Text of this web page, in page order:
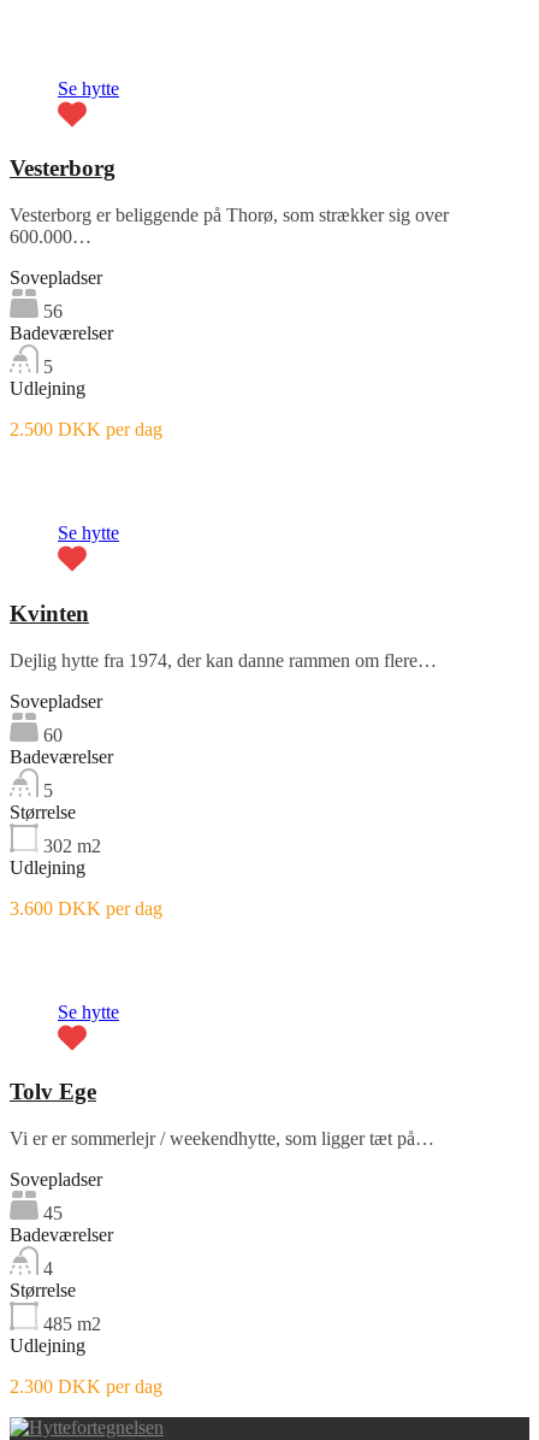
Se hytte
Vesterborg
Vesterborg er beliggende på Thorø, som strækker sig over
600.000…
Sovepladser
56
Badeværelser
5
Udlejning
2.500 DKK per dag
Se hytte
Kvinten
Dejlig hytte fra 1974, der kan danne rammen om flere…
Sovepladser
60
Badeværelser
5
Størrelse
302 m2
Udlejning
3.600 DKK per dag
Se hytte
Tolv Ege
Vi er er sommerlejr / weekendhytte, som ligger tæt på…
Sovepladser
45
Badeværelser
4
Størrelse
485 m2
Udlejning
2.300 DKK per dag